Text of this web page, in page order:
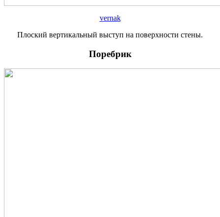
vernak
Плоский вертикальный выступ на поверхности стены.
Поребрик